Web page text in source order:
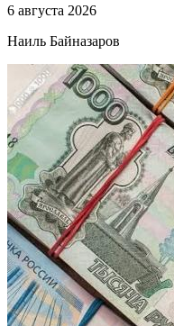
6 августа 2026
Наиль Байназаров